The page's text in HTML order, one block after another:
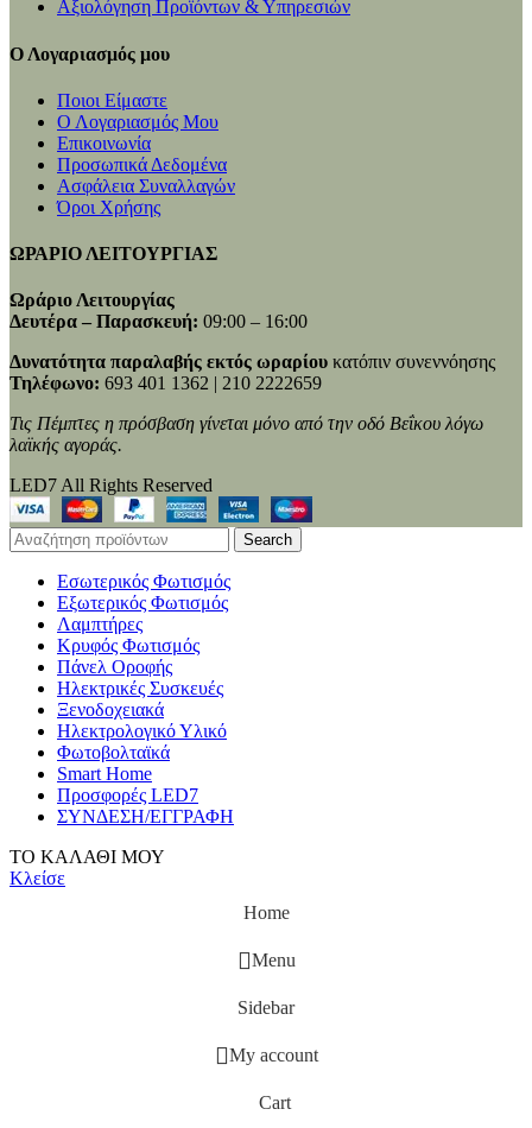
Αξιολόγηση Προϊόντων & Υπηρεσιών
Ο Λογαριασμός μου
Ποιοι Είμαστε
Ο Λογαριασμός Μου
Επικοινωνία
Προσωπικά Δεδομένα
Ασφάλεια Συναλλαγών
Όροι Χρήσης
ΩΡΑΡΙΟ ΛΕΙΤΟΥΡΓΙΑΣ
Ωράριο Λειτουργίας
Δευτέρα – Παρασκευή: 09:00 – 16:00
Δυνατότητα παραλαβής εκτός ωραρίου κατόπιν συνεννόησης
Τηλέφωνο: 693 401 1362 | 210 2222659
Τις Πέμπτες η πρόσβαση γίνεται μόνο από την οδό Βεΐκου λόγω
λαϊκής αγοράς.
LED7 All Rights Reserved
Search
Εσωτερικός Φωτισμός
Εξωτερικός Φωτισμός
Λαμπτήρες
Κρυφός Φωτισμός
Πάνελ Οροφής
Ηλεκτρικές Συσκευές
Ξενοδοχειακά
Ηλεκτρολογικό Υλικό
Φωτοβολταϊκά
Smart Home
Προσφορές LED7
ΣΥΝΔΕΣΗ/ΕΓΓΡΑΦΗ
ΤΟ ΚΑΛΑΘΙ ΜΟΥ
Κλείσε
Home
Menu
Sidebar
My account
Cart